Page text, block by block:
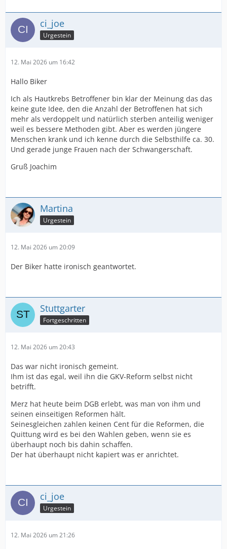
ci_joe
Urgestein
12. Mai 2026 um 16:42
Hallo Biker
Ich als Hautkrebs Betroffener bin klar der Meinung das das
keine gute Idee, den die Anzahl der Betroffenen hat sich
mehr als verdoppelt und natürlich sterben anteilig weniger
weil es bessere Methoden gibt. Aber es werden jüngere
Menschen krank und ich kenne durch die Selbsthilfe ca. 30.
Und gerade junge Frauen nach der Schwangerschaft.
Gruß Joachim
Martina
Urgestein
12. Mai 2026 um 20:09
Der Biker hatte ironisch geantwortet.
Stuttgarter
Fortgeschritten
12. Mai 2026 um 20:43
Das war nicht ironisch gemeint.
Ihm ist das egal, weil ihn die GKV-Reform selbst nicht
betrifft.
Merz hat heute beim DGB erlebt, was man von ihm und
seinen einseitigen Reformen hält.
Seinesgleichen zahlen keinen Cent für die Reformen, die
Quittung wird es bei den Wahlen geben, wenn sie es
überhaupt noch bis dahin schaffen.
Der hat überhaupt nicht kapiert was er anrichtet.
ci_joe
Urgestein
12. Mai 2026 um 21:26